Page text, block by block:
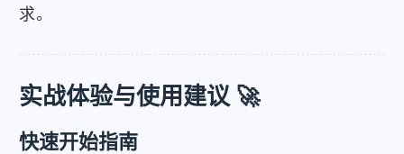
求。
实战体验与使用建议 🚀
快速开始指南